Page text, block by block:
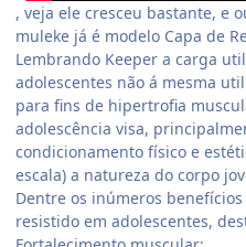
, veja ele cresceu bastante, e
muleke já é modelo Capa de
Lembrando Keeper a carga
adolescentes não á mesma
para fins de hipertrofia
adolescência visa,
condicionamento físico e
escala) a natureza do corpo
Dentre os inúmeros
resistido em adolescentes,